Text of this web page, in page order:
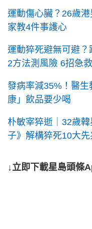
運動傷心臟？26歲
家教4件事護心
運動猝死避無可避
2方法測風險 6招急
發病率減35%！醫
康」飲品要少喝
朴敏宰猝逝｜32歲
子》解構猝死10大
↓立即下載星島頭條